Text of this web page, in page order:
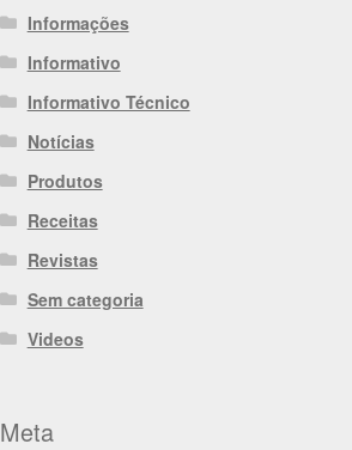
Informações
Informativo
Informativo Técnico
Notícias
Produtos
Receitas
Revistas
Sem categoria
Videos
Meta